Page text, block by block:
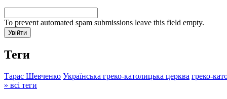
To prevent automated spam submissions leave this field empty.
Теги
Тарас Шевченко Українська греко-католицька церква греко-
» всі теги